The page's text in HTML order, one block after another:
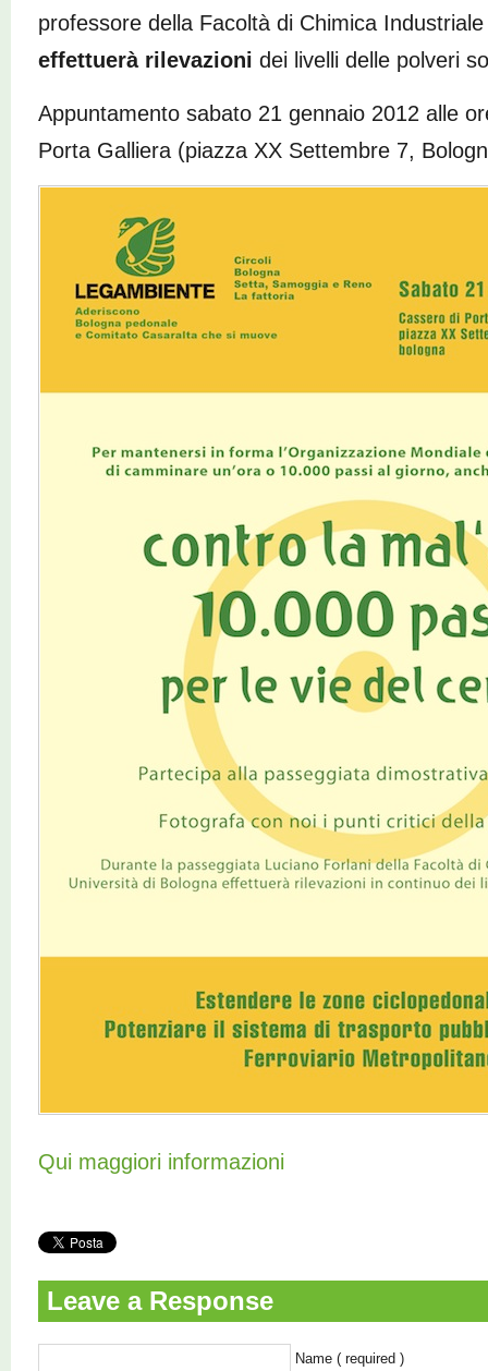
professore della Facoltà di Chimica
effettuerà rilevazioni dei livelli delle polveri
Appuntamento sabato 21 gennaio 2012 alle
Porta Galliera (piazza XX Settembre 7,
Qui maggiori informazioni
Leave a Response
Name ( required )